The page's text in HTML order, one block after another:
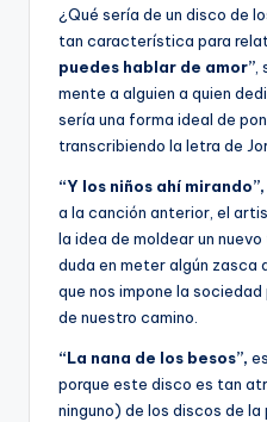
¿Qué sería de un disco de
tan característica para
puedes hablar de amor”
mente a alguien a quien
sería una forma ideal de
transcribiendo la letra de
“Y los niños ahí mirando”,
a la canción anterior, el
la idea de moldear un
duda en meter algún zasca
que nos impone la
de nuestro camino.
“La nana de los besos”,
porque este disco es tan
ninguno) de los discos de la